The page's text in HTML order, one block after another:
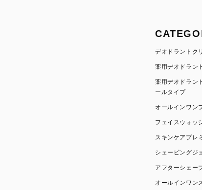
デオドラントク
薬用デオドラン
薬用デオドラン
ールタイプ
オールインワン
フェイスウォッ
スキンケアプレ
シェービングジ
アフターシェー
オールインワン